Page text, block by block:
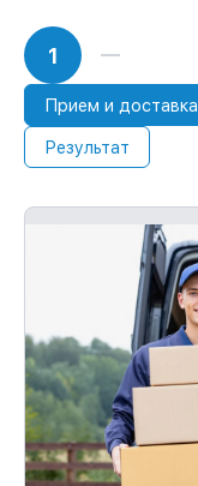
1
Прием и доставка
Результат